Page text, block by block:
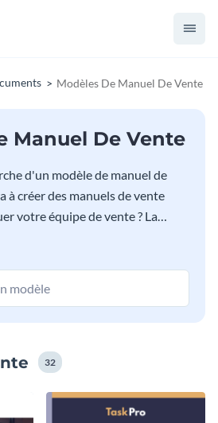
Modèles De Manuel De Vente
Manuel De Vente
d'un modèle de manuel de
à créer des manuels de vente
votre équipe de vente ? La
de manuels de vente Visme
logo et autres éléments pour les
des diagrammes, des
32